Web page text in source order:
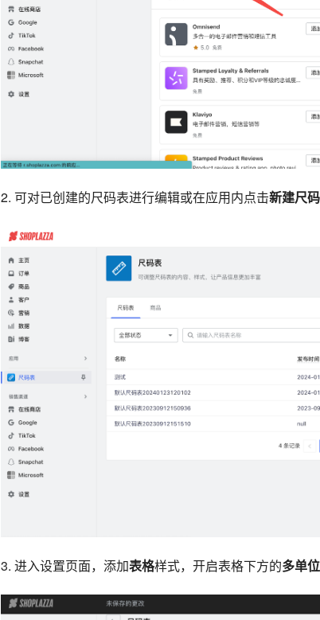
2. 可对已创建的尺码表进行编辑或在应用内点击新建尺
3. 进入设置页面，添加表格样式，开启表格下方的多单